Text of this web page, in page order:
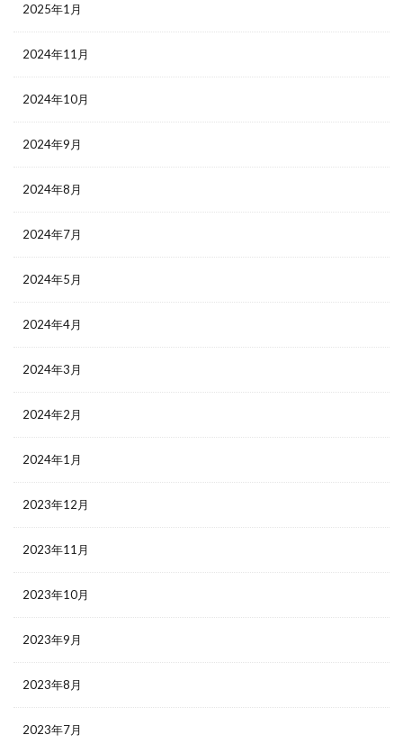
2025年1月
2024年11月
2024年10月
2024年9月
2024年8月
2024年7月
2024年5月
2024年4月
2024年3月
2024年2月
2024年1月
2023年12月
2023年11月
2023年10月
2023年9月
2023年8月
2023年7月